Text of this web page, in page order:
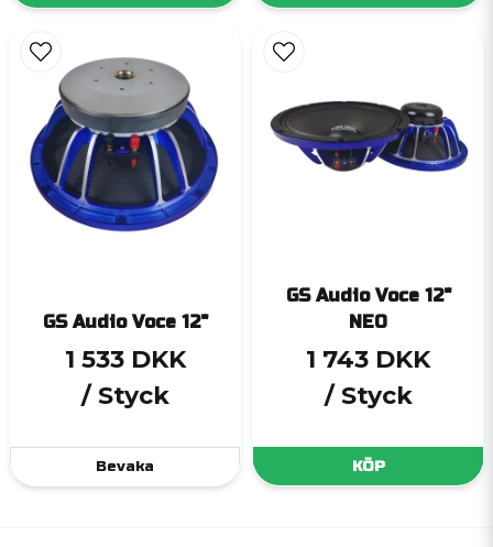
GS Audio Voce 12"
1 533 DKK
/ Styck
Bevaka
GS Audio Voce 12"
NEO
1 743 DKK
/ Styck
KÖP